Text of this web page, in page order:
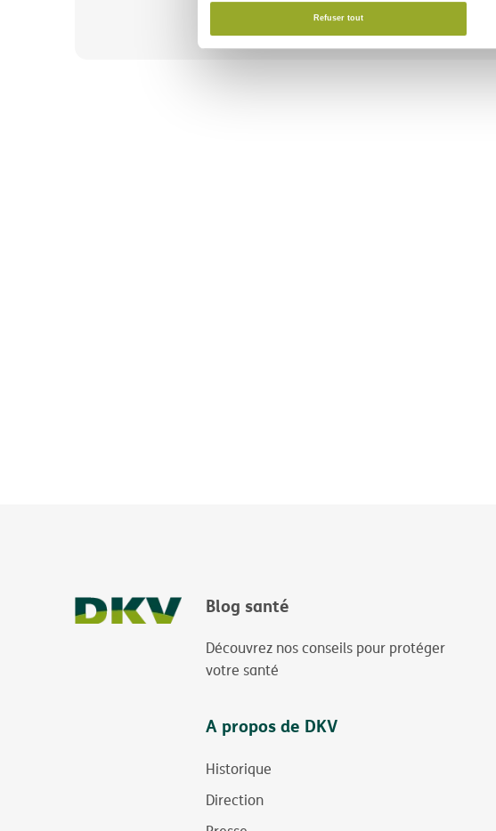
Refuser tout
Blog santé
Découvrez nos conseils pour protéger
votre santé
A propos de DKV
Historique
Direction